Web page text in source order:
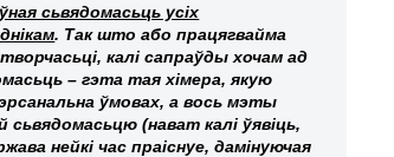
сьвядомасьць усіх
. Так што або працягвайма
калі сапраўды хочам ад
– гэта тая хімера, якую
ўмовах, а вось мэты
(нават калі ўявіць,
нейкі час праіснуе, дамінуючая